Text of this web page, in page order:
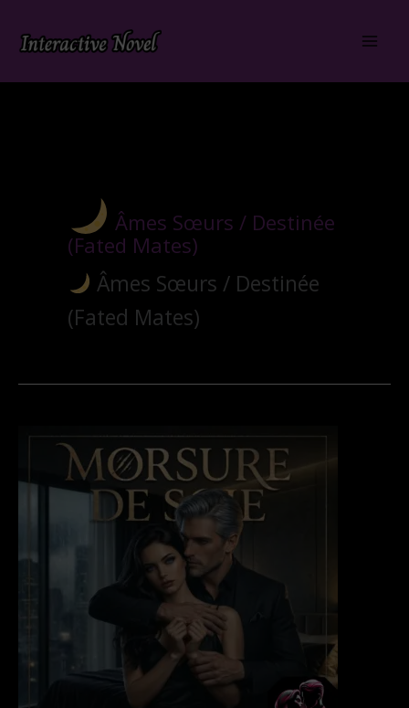
Âmes Sœurs / Destinée
(Fated Mates)
Âmes Sœurs / Destinée
(Fated Mates)